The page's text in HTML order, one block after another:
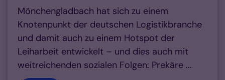
Mönchengladbach hat sich zu einem
Knotenpunkt der deutschen Logistikbranche
und damit auch zu einem Hotspot der
Leiharbeit entwickelt – und dies auch mit
weitreichenden sozialen Folgen: Prekäre ...